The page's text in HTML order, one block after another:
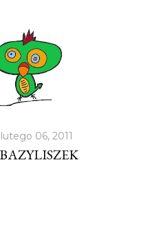
lutego 06, 2011